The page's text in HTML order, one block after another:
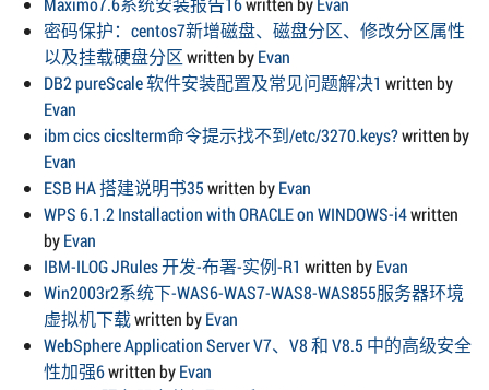
密码保护：centos7新增磁盘、磁盘分区、修改分区属性
以及挂载硬盘分区written byEvan
DB2 pureScale 软件安装配置及常见问题解决1 written by
Evan
ibm cics cicslterm命令提示找不到/etc/3270.keys?written by
Evan
ESB HA 搭建说明书35written byEvan
WPS 6.1.2 Installaction with ORACLE on WINDOWS-i4written
byEvan
IBM-ILOG JRules 开发-布署-实例-R1 written byEvan
Win2003r2系统下-WAS6-WAS7-WAS8-WAS855服务器环境
虚拟机下载written byEvan
WebSphere Application Server V7、V8 和 V8.5 中的高级安全
性加强6written byEvan